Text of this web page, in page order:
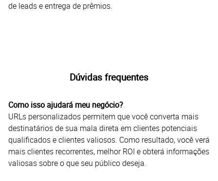
de leads e entrega de prêmios.
Dúvidas frequentes
Como isso ajudará meu negócio?
URLs personalizados permitem que você converta mais
destinatários de sua mala direta em clientes potenciais
qualificados e clientes valiosos. Como resultado, você verá
mais clientes recorrentes, melhor ROI e obterá informações
valiosas sobre o que seu público deseja.